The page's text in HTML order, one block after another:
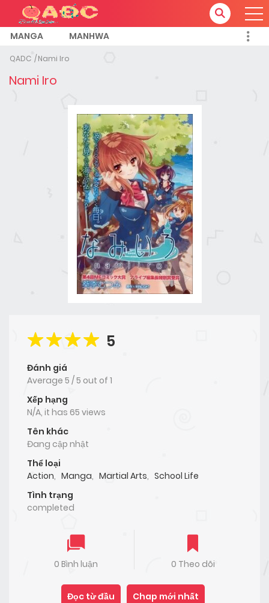
MANGA MANHWA
QADC Nami Iro
Nami Iro
5
Đánh giá
Average 5 /5 out of 1
Xếp hạng
N/A, it has 65 views
Tên khác
Đang cập nhật
Thể loại
Action, Manga, Martial Arts, School Life
Tình trạng
completed
0 Bình luận 0 Theo dõi
Đọc từ đầu Chap mới nhất